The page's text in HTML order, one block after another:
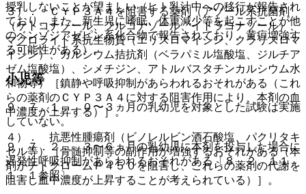
授乳しないことが望ましい（ヒト乳汁中への移行が報告され
ており、また、新生児に嗜眠、体重減少等を起こすことが他
のベンゾジアゼピン系化合物で報告されており、黄疸増強す
る可能性がある）。
小児等
９．７．１． ０〜３ヵ月の乳幼児を対象とした試験は実施
していない。
９．７．２． ３〜６ヵ月の乳幼児に本剤を投与した場合に
遅発性呼吸抑制があらわれるおそれがある〔８．２、１１．
１．１参照〕。
３）． ＣＹＰ３Ａ４を阻害する薬剤（アゾール系抗菌剤
（ケトコナゾール、フルコナゾール、イトラコナゾール）、
マクロライド系抗生物質（エリスロマイシン、クラリスロマ
イシン）、カルシウム拮抗剤（ベラパミル塩酸塩、ジルチア
ゼム塩酸塩）、シメチジン、アトルバスタチンカルシウム水
和物等）［鎮静や呼吸抑制があらわれるおそれがある（これ
らの薬剤のＣＹＰ３Ａ４に対する阻害作用により、本剤の血
中濃度が上昇する）］。
４）． 抗悪性腫瘍剤（ビノレルビン酒石酸塩、パクリタキ
セル等）［骨髄抑制等の副作用が増強するおそれがある（本
剤がチトクロームＰ４５０を阻害し、これらの薬剤の代謝を
阻害し血中濃度が上昇することが考えられている）］。